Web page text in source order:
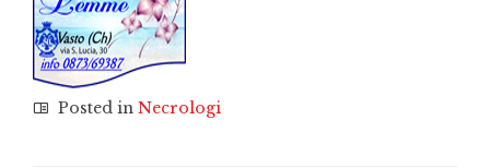
Posted in Necrologi